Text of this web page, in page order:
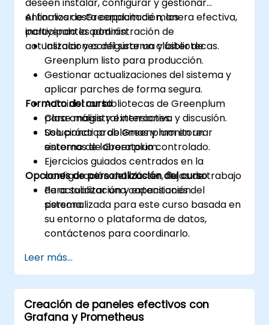
entornos de Greenplum de manera efectiva,
incluyendo la administración de
actualizaciones del sistema y bibliotecas.
Al finalizar esta capacitación, los
participantes podrán:
Instalar y configurar un clúster de
Greenplum listo para producción.
Gestionar actualizaciones del sistema y
aplicar parches de forma segura.
Administrar bibliotecas de Greenplum
para análisis y extensiones.
Solucionar problemas y monitorear
sistemas de Greenplum.
Formato del curso
Clase magistral interactiva y discusión.
Uso práctico de Greenplum en un
entorno de laboratorio controlado.
Ejercicios guiados centrados en la
configuración del clúster, flujos de trabajo
de actualización y extensiones del
sistema.
Opciones de personalización del curso
Para solicitar una capacitación
personalizada para este curso basada en
su entorno o plataforma de datos,
contáctenos para coordinarlo.
Leer más...
Creación de paneles efectivos con
Grafana y Prometheus